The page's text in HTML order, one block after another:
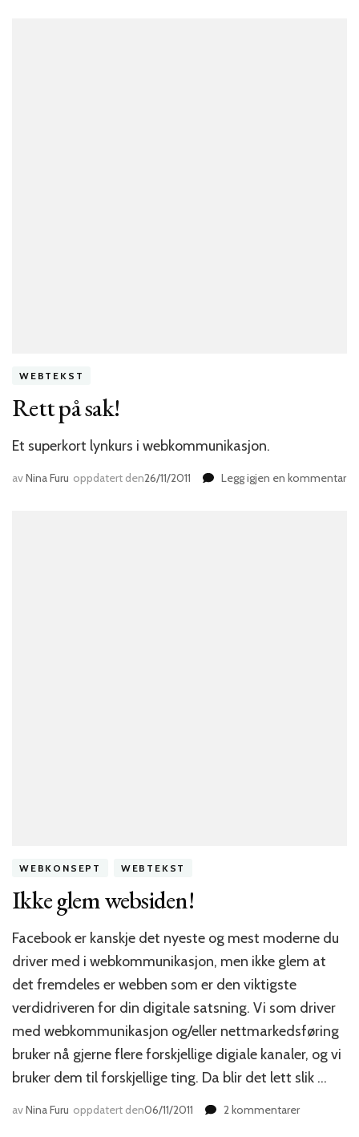
WEBTEKST
Rett på sak!
Et superkort lynkurs i webkommunikasjon.
avNina Furu oppdatert den26/11/2011 Legg igjen en kommentartil
WEBKONSEPT WEBTEKST
Ikke glem websiden!
Facebook er kanskje det nyeste og mest moderne du
driver med i webkommunikasjon, men ikke glem at
det fremdeles er webben som er den viktigste
verdidriveren for din digitale satsning. Vi som driver
med webkommunikasjon og/eller nettmarkedsføring
bruker nå gjerne flere forskjellige digiale kanaler, og vi
bruker dem til forskjellige ting. Da blir det lett slik …
avNina Furu oppdatert den06/11/2011 2 kommentarertil